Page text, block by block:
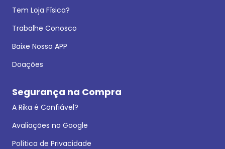
Tem Loja Física?
Trabalhe Conosco
Baixe Nosso APP
Doações
Segurança na Compra
A Rika é Confiável?
Avaliações no Google
Política de Privacidade